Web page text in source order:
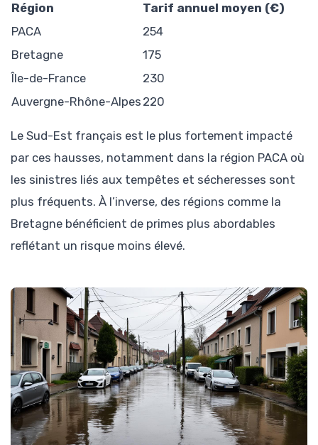
Région
Tarif annuel moyen (€)
PACA
254
Bretagne
175
Île-de-France
230
Auvergne-Rhône-Alpes 220
Le Sud-Est français est le plus fortement impacté
par ces hausses, notamment dans la région PACA où
les sinistres liés aux tempêtes et sécheresses sont
plus fréquents. À l’inverse, des régions comme la
Bretagne bénéficient de primes plus abordables
reflétant un risque moins élevé.